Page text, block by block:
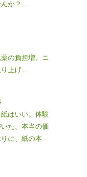
か？…
の負担増。ニ
上げ…
はいい。体験
た、本当の価
に、紙の本